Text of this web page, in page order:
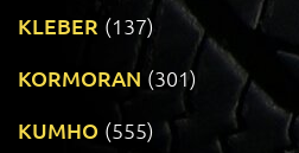
KLEBER (137)
KORMORAN (301)
KUMHO (555)